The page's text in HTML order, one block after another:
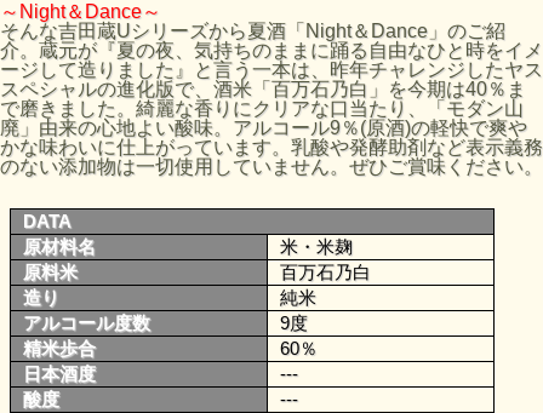
～Night＆Dance～
そんな吉田蔵Uシリーズから夏酒「Night＆Dance」のご紹
介。蔵元が『夏の夜、気持ちのままに踊る自由なひと時をイメ
ージして造りました』と言う一本は、昨年チャレンジしたヤス
スペシャルの進化版で、酒米「百万石乃白」を今期は40％ま
で磨きました。綺麗な香りにクリアな口当たり、「モダン山
廃」由来の心地よい酸味。アルコール9％(原酒)の軽快で爽や
かな味わいに仕上がっています。乳酸や発酵助剤など表示義務
のない添加物は一切使用していません。ぜひご賞味ください。
DATA
原材料名
米・米麹
原料米
百万石乃白
造り
純米
アルコール度数
9度
精米歩合
60％
日本酒度
---
酸度
---